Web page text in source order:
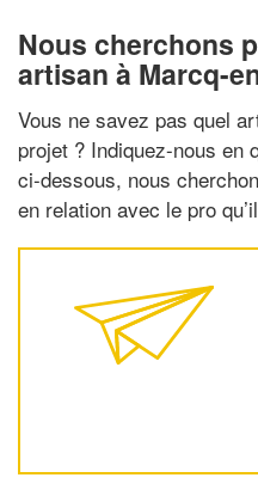
Nous cherchons
artisan à Marcq-
Vous ne savez pas quel
projet ? Indiquez-nous en
ci-dessous, nous
en relation avec le pro